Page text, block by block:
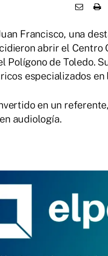
Francisco, una
abrir el Centro
Polígono de Toledo.
especializados en
en un
audiología.